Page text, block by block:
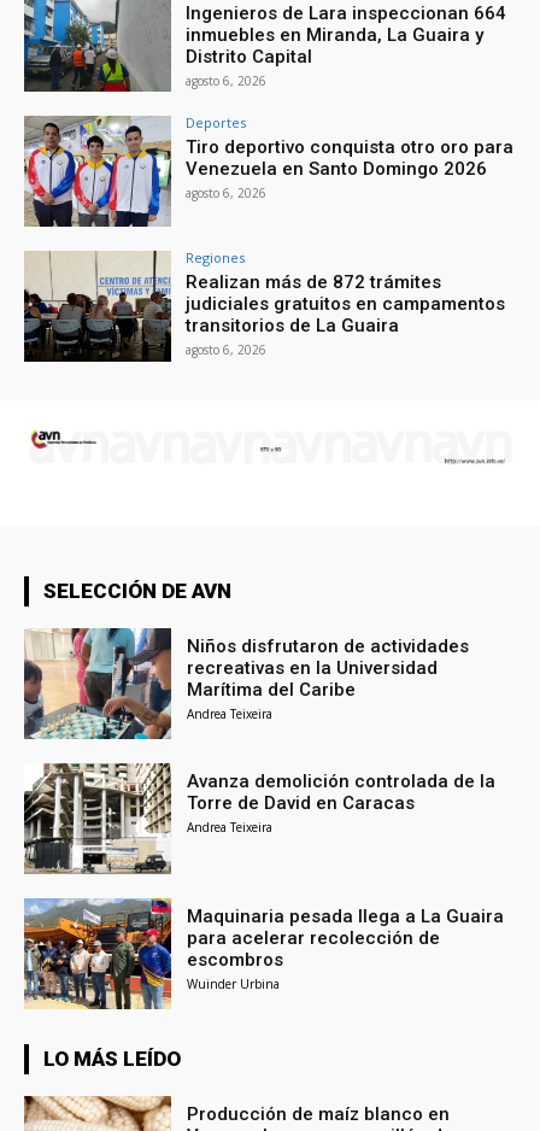
Ingenieros de Lara inspeccionan 664
inmuebles en Miranda, La Guaira y
Distrito Capital
agosto 6, 2026
Deportes
Tiro deportivo conquista otro oro para
Venezuela en Santo Domingo 2026
agosto 6, 2026
Regiones
Realizan más de 872 trámites
judiciales gratuitos en campamentos
transitorios de La Guaira
agosto 6, 2026
SELECCIÓN DE AVN
Niños disfrutaron de actividades
recreativas en la Universidad
Marítima del Caribe
Andrea Teixeira
Avanza demolición controlada de la
Torre de David en Caracas
Andrea Teixeira
Maquinaria pesada llega a La Guaira
para acelerar recolección de
escombros
Wuinder Urbina
LO MÁS LEÍDO
Producción de maíz blanco en